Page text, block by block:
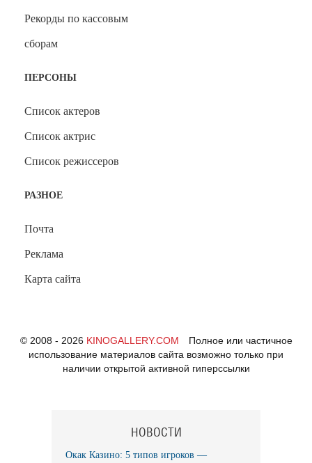
НОВОСТИ
Окак Казино: 5 типов игроков —
Рекорды по кассовым
сборам
ПЕРСОНЫ
Список актеров
Список актрис
Список режиссеров
РАЗНОЕ
Почта
Реклама
Карта сайта
© 2008 - 2026 KINOGALLERY.COM
Полное или частичное
использование материалов сайта возможно только при
наличии открытой активной гиперссылки